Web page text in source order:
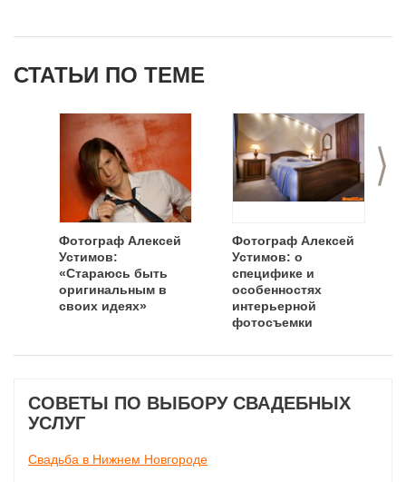
СТАТЬИ ПО ТЕМЕ
>
Фотограф Алексей
Устимов:
«Стараюсь быть
оригинальным в
своих идеях»
Фотограф Алексей
Устимов: о
специфике и
особенностях
интерьерной
фотосъемки
СОВЕТЫ ПО ВЫБОРУ СВАДЕБНЫХ
УСЛУГ
Свадьба в Нижнем Новгороде